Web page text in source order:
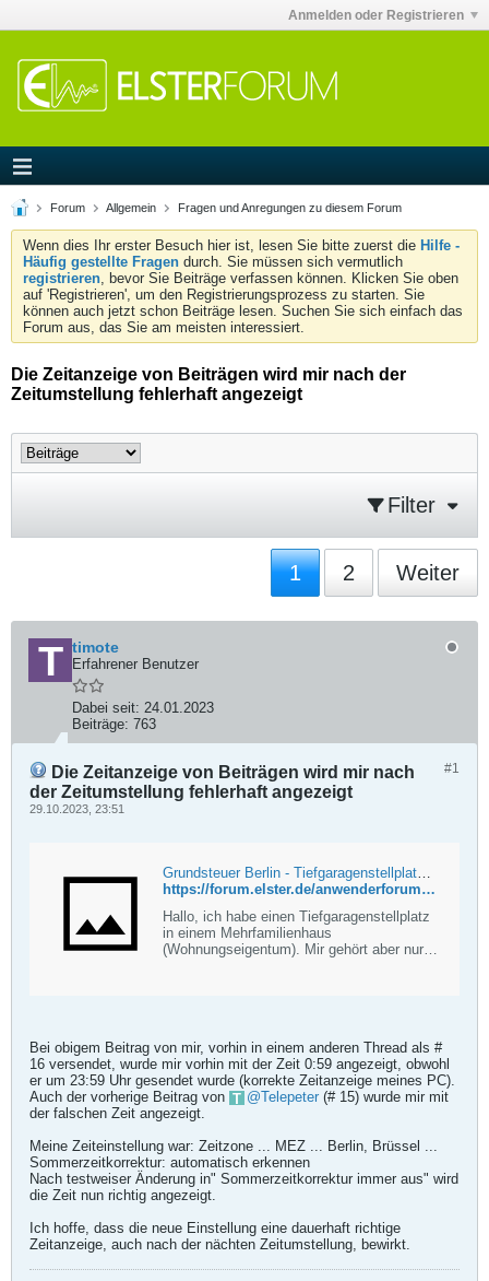
Anmelden oder Registrieren
Forum Allgemein Fragen und Anregungen zu diesem Forum
Wenn dies Ihr erster Besuch hier ist, lesen Sie bitte zuerst die Hilfe -
Häufig gestellte Fragen durch. Sie müssen sich vermutlich
registrieren, bevor Sie Beiträge verfassen können. Klicken Sie oben
auf 'Registrieren', um den Registrierungsprozess zu starten. Sie
können auch jetzt schon Beiträge lesen. Suchen Sie sich einfach das
Forum aus, das Sie am meisten interessiert.
Die Zeitanzeige von Beiträgen wird mir nach der
Zeitumstellung fehlerhaft angezeigt
Filter
1 2 Weiter
timote
Erfahrener Benutzer
Dabei seit: 24.01.2023
Beiträge: 763
#1
Die Zeitanzeige von Beiträgen wird mir nach
der Zeitumstellung fehlerhaft angezeigt
29.10.2023, 23:51
Grundsteuer Berlin - Tiefgaragenstellplatz in Wohngebäude gehört zu keiner Wohnung - ELSTER Anwender Forum
https://forum.elster.de/anwenderforum/forum/elster-webanwendungen/mein-elster/397113-grundsteuer-berlin-tiefgaragenstellplatz-in-wohngeb%C3%A4ude-geh%C3%B6rt-zu-keiner-wohnung?p=433954#post433954
Hallo, ich habe einen Tiefgaragenstellplatz
in einem Mehrfamilienhaus
(Wohnungseigentum). Mir gehört aber nur
vorgesehen und ich kann das
Bei obigem Beitrag von mir, vorhin in einem anderen Thread als #
16 versendet, wurde mir vorhin mit der Zeit 0:59 angezeigt, obwohl
er um 23:59 Uhr gesendet wurde (korrekte Zeitanzeige meines PC).
Auch der vorherige Beitrag von
Telepeter (# 15) wurde mir mit
der falschen Zeit angezeigt.
Meine Zeiteinstellung war: Zeitzone ... MEZ ... Berlin, Brüssel ...
Sommerzeitkorrektur: automatisch erkennen
Nach testweiser Änderung in" Sommerzeitkorrektur immer aus" wird
die Zeit nun richtig angezeigt.
Ich hoffe, dass die neue Einstellung eine dauerhaft richtige
Zeitanzeige, auch nach der nächten Zeitumstellung, bewirkt.